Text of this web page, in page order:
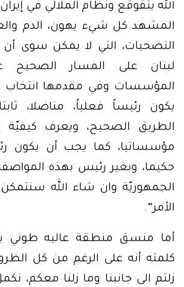
الله يتقوقع ونظام الملالي في
المشهد كل شيء يهون، الدم
التضحيات، التي لا يمكن سوى أن
لبنان على المسار الصحيح
المؤسسات وفي مقدمها انتخاب
يكون رئيساً فعلياً، مناضلا،
الطريق الصحيح، ويعرف كيفيّة
مؤسساتيا، كما يجب أن يكون
حكيما، وبغير رئيس بهذه
الجمهوريّة وان شاء الله
الأمر”.
أما منسق منطقة عاليه طوني
كلمته أنه على الرغم من كل
زلتم الى جانبنا وما زلنا معكم،